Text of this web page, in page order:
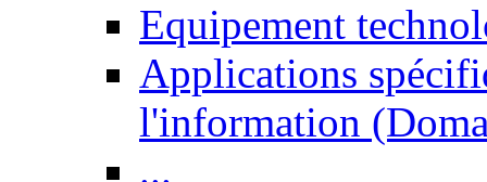
Equipement
Applications
l'information
...